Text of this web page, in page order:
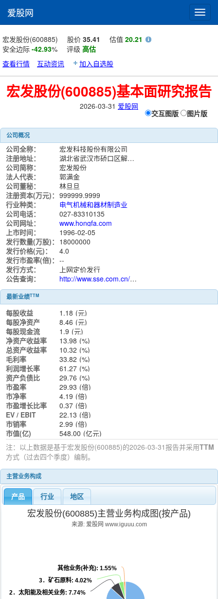
爱股网
宏发股份(600885) 股价 35.41 估值 20.21
安全边际 -42.93% 评级 高估
查看行情
互动资讯 加入自选股
宏发股份(600885)基本面研究报告
2026-03-31 爱股网
交互图版 图片版
公司概况
公司全称：
宏发科技股份有限公司
注册地址：
湖北省武汉市硚口区解放大道21号汉正街都市工业区A107-131
公司简称：
宏发股份
法人代表：
郭满金
公司董秘：
林旦旦
注册资本(万元)： 999999.9999
行业种类：
电气机械和器材制造业
公司电话：
027-83310135
公司网址：
www.hongfa.com
上市时间：
1996-02-05
发行数量(万股)： 18000000
发行价格(元)：
4.0
发行市盈率(倍)： --
发行方式：
上网定价发行
公告查询：
http://www.sse.com.cn/assortment/stock/list/info/announcement/index.shtml?productId=600885
最新业绩TTM
每股收益 1.18 (元)
每股净资产
8.46 (元)
每股现金流
1.9 (元)
净资产收益率
13.98 (%)
总资产收益率
10.32 (%)
毛利率
33.82 (%)
利润增长率
61.27 (%)
资产负债比
29.76 (%)
市盈率
29.93 (倍)
市净率
4.19 (倍)
市盈增长比率
0.37 (倍)
EV / EBIT
22.13 (倍)
市销率
2.99 (倍)
市值(亿)
548.00 (亿元)
注：以上数据是基于宏发股份(600885)的2026-03-31报告并采用TTM
方式（过去四个季度）编制。
主营业务构成
产品 行业 地区
宏发股份(600885)主营业务构成图(按产品)
来源: 爱股网 www.iguuu.com
2．太阳能及相关业务: 7.74%
3．矿石原料: 4.02%
其他业务(补充): 1.55%